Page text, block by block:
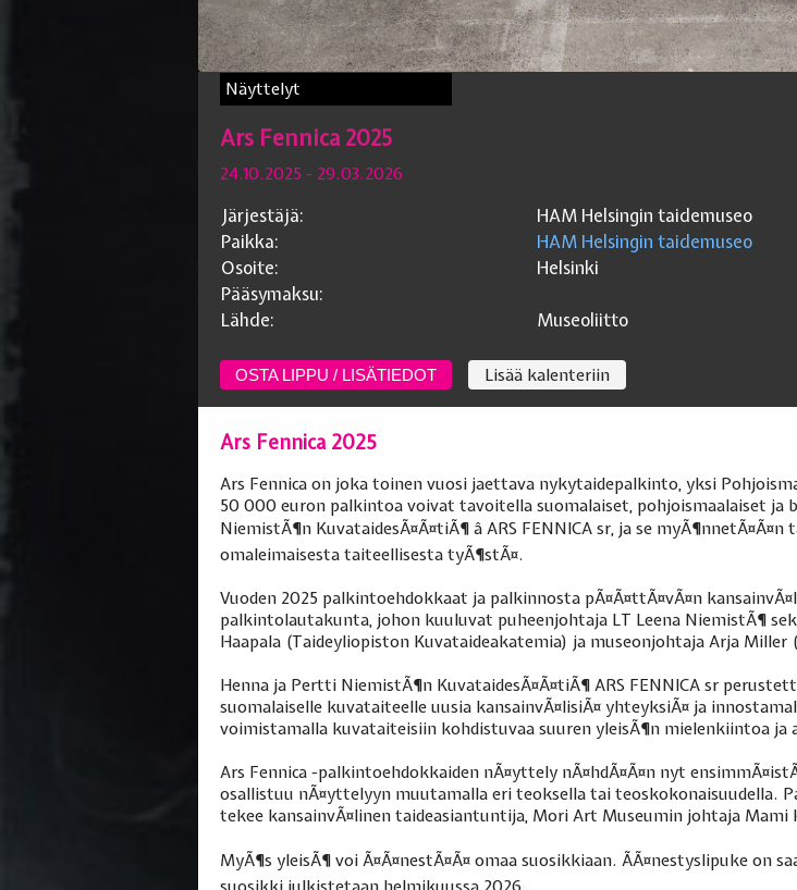
Näyttelyt
Ars Fennica 2025
24.10.2025 - 29.03.2026
Järjestäjä:
HAM Helsingin taidemuseo
Paikka:
HAM Helsingin taidemuseo
Osoite:
Helsinki
Pääsymaksu:
Lähde:
Museoliitto
OSTA LIPPU / LISÄTIEDOT Lisää kalenteriin
Ars Fennica 2025
Ars Fennica on joka toinen vuosi jaettava nykytaidepalkinto, yksi
50 000 euron palkintoa voivat tavoitella suomalaiset, pohjoismaalaiset
NiemistÃ¶n KuvataidesÃ¤Ã¤tiÃ¶ â ARS FENNICA sr, ja se
omaleimaisesta taiteellisesta tyÃ¶stÃ¤.
Vuoden 2025 palkintoehdokkaat ja palkinnosta pÃ¤Ã¤ttÃ¤vÃ¤n
palkintolautakunta, johon kuuluvat puheenjohtaja LT Leena NiemistÃ¶
Haapala (Taideyliopiston Kuvataideakatemia) ja museonjohtaja Arja Miller
Henna ja Pertti NiemistÃ¶n KuvataidesÃ¤Ã¤tiÃ¶ ARS FENNICA sr
suomalaiselle kuvataiteelle uusia kansainvÃ¤lisiÃ¤ yhteyksiÃ¤ ja
voimistamalla kuvataiteisiin kohdistuvaa suuren yleisÃ¶n mielenkiintoa ja
Ars Fennica -palkintoehdokkaiden nÃ¤yttely nÃ¤hdÃ¤Ã¤n nyt
osallistuu nÃ¤yttelyyn muutamalla eri teoksella tai teoskokonaisuudella.
tekee kansainvÃ¤linen taideasiantuntija, Mori Art Museumin johtaja Mami
MyÃ¶s yleisÃ¶ voi Ã¤Ã¤nestÃ¤Ã¤ omaa suosikkiaan. ÃÃ¤nestyslipuke on